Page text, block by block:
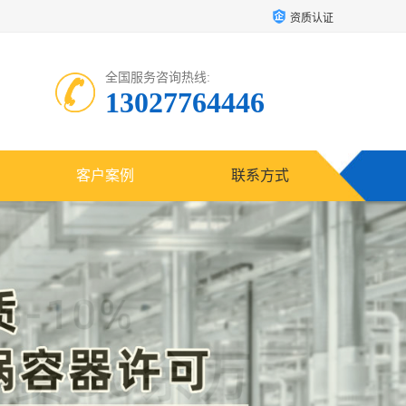
资质认证
全国服务咨询热线:
13027764446
客户案例 联系方式